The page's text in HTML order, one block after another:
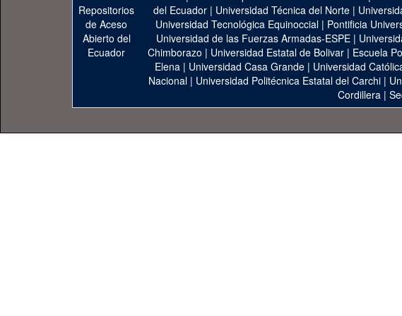
del Ecuador| Universidad Técnica del Norte|
Universidad Tecnológica Equinoccial| Pontificia
Universidad de las Fuerzas Armadas-ESPE |
Chimborazo | Universidad Estatal de Bolivar| Escuela
Elena | Universidad Casa Grande | Universidad
Nacional | Universidad Politécnica Estatal del Carchi |
Cordillera|